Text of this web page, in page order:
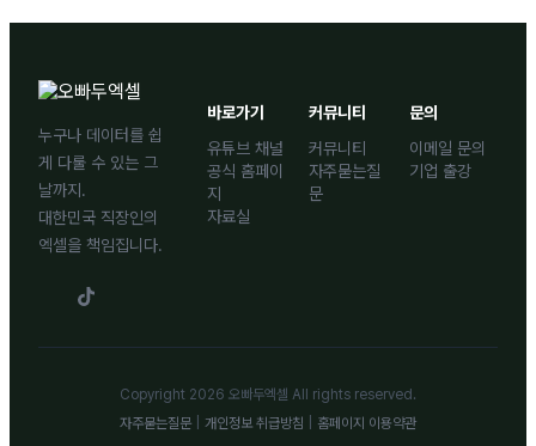
누구나 데이터를 쉽
게 다룰 수 있는 그
날까지.
대한민국 직장인의
엑셀을 책임집니다.
바로가기
유튜브 채널
공식 홈페이
지
자료실
커뮤니티
커뮤니티
자주묻는질
문
문의
이메일 문의
기업 출강
Copyright 2026 오빠두엑셀 All rights reserved.
자주묻는질문
개인정보 취급방침 홈페이지 이용약관